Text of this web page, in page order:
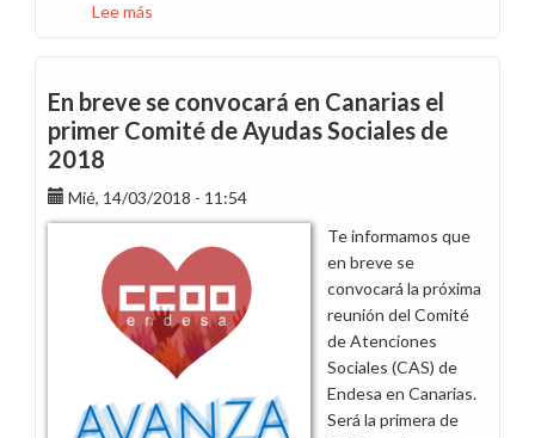
Lee más
para
las
de
la
concentración
del
#21M
contra
la
precarización
de
Endesa
En breve se convocará en Canarias el
primer Comité de Ayudas Sociales de
2018
Mié, 14/03/2018 - 11:54
Te informamos que
en breve se
convocará la próxima
reunión del Comité
de Atenciones
Sociales (CAS) de
Endesa en Canarias.
Será la primera de